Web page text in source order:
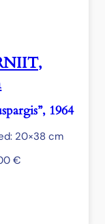
1964
20×38 cm
€